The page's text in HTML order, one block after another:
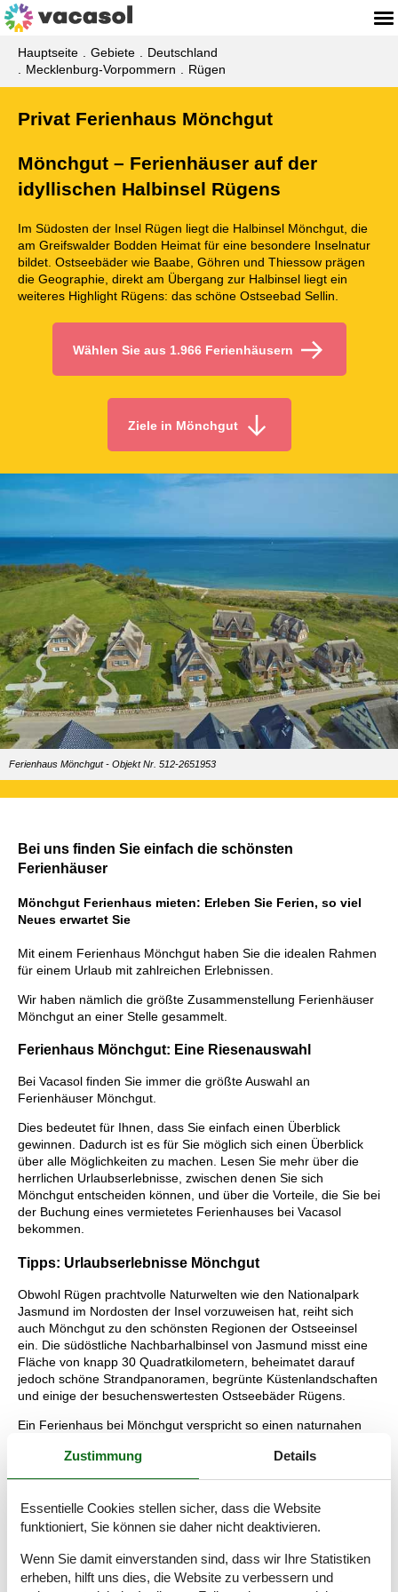
Hauptseite Gebiete
Deutschland
Mecklenburg-Vorpommern
Rügen
Privat Ferienhaus Mönchgut
Mönchgut – Ferienhäuser auf der
idyllischen Halbinsel Rügens
Im Südosten der Insel Rügen liegt die Halbinsel Mönchgut, die
am Greifswalder Bodden Heimat für eine besondere Inselnatur
bildet. Ostseebäder wie Baabe, Göhren und Thiessow prägen
die Geographie, direkt am Übergang zur Halbinsel liegt ein
weiteres Highlight Rügens: das schöne Ostseebad Sellin.
Wählen Sie aus 1.966 Ferienhäusern
Ziele in Mönchgut
Ferienhaus Mönchgut - Objekt Nr. 512-2651953
Bei uns finden Sie einfach die schönsten
Ferienhäuser
Mönchgut Ferienhaus mieten: Erleben Sie Ferien, so viel
Neues erwartet Sie
Mit einem Ferienhaus Mönchgut haben Sie die idealen Rahmen
für einem Urlaub mit zahlreichen Erlebnissen.
Wir haben nämlich die größte Zusammenstellung Ferienhäuser
Mönchgut an einer Stelle gesammelt.
Ferienhaus Mönchgut: Eine Riesenauswahl
Bei Vacasol finden Sie immer die größte Auswahl an
Ferienhäuser Mönchgut.
Dies bedeutet für Ihnen, dass Sie einfach einen Überblick
gewinnen. Dadurch ist es für Sie möglich sich einen Überblick
über alle Möglichkeiten zu machen. Lesen Sie mehr über die
herrlichen Urlaubserlebnisse, zwischen denen Sie sich
Mönchgut entscheiden können, und über die Vorteile, die Sie bei
der Buchung eines vermietetes Ferienhauses bei Vacasol
bekommen.
Tipps: Urlaubserlebnisse Mönchgut
Obwohl Rügen prachtvolle Naturwelten wie den Nationalpark
Jasmund im Nordosten der Insel vorzuweisen hat, reiht sich
auch Mönchgut zu den schönsten Regionen der Ostseeinsel
ein. Die südöstliche Nachbarhalbinsel von Jasmund misst eine
Fläche von knapp 30 Quadratkilometern, beheimatet darauf
jedoch schöne Strandpanoramen, begrünte Küstenlandschaften
und einige der besuchenswertesten Ostseebäder Rügens.
Ein Ferienhaus bei Mönchgut verspricht so einen naturnahen
Wanderern und Naturliebhabern großer Beliebtheit. Bereits im
Mittelalter war die Region von Mönchgut besiedelt und stand
stammt auch der Name der Halbinsel. Mönchgut am
Greifswalder Bodden ist Teil des besonderen
Küstennatur im Südosten der Insel umgreift.
Zustimmung Details
Essentielle Cookies stellen sicher, dass die Website
funktioniert, Sie können sie daher nicht deaktivieren.
Wenn Sie damit einverstanden sind, dass wir Ihre Statistiken
erheben, hilft uns dies, die Website zu verbessern und